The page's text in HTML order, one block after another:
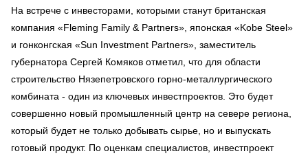
На встрече с инвесторами, которыми станут британская
компания «Fleming Family & Partners», японская «Kobe Steel»
и гонконгская «Sun Investment Partners», заместитель
губернатора Сергей Комяков отметил, что для области
строительство Нязепетровского горно-металлургического
комбината - один из ключевых инвестпроектов. Это будет
совершенно новый промышленный центр на севере региона,
который будет не только добывать сырье, но и выпускать
готовый продукт. По оценкам специалистов, инвестпроект